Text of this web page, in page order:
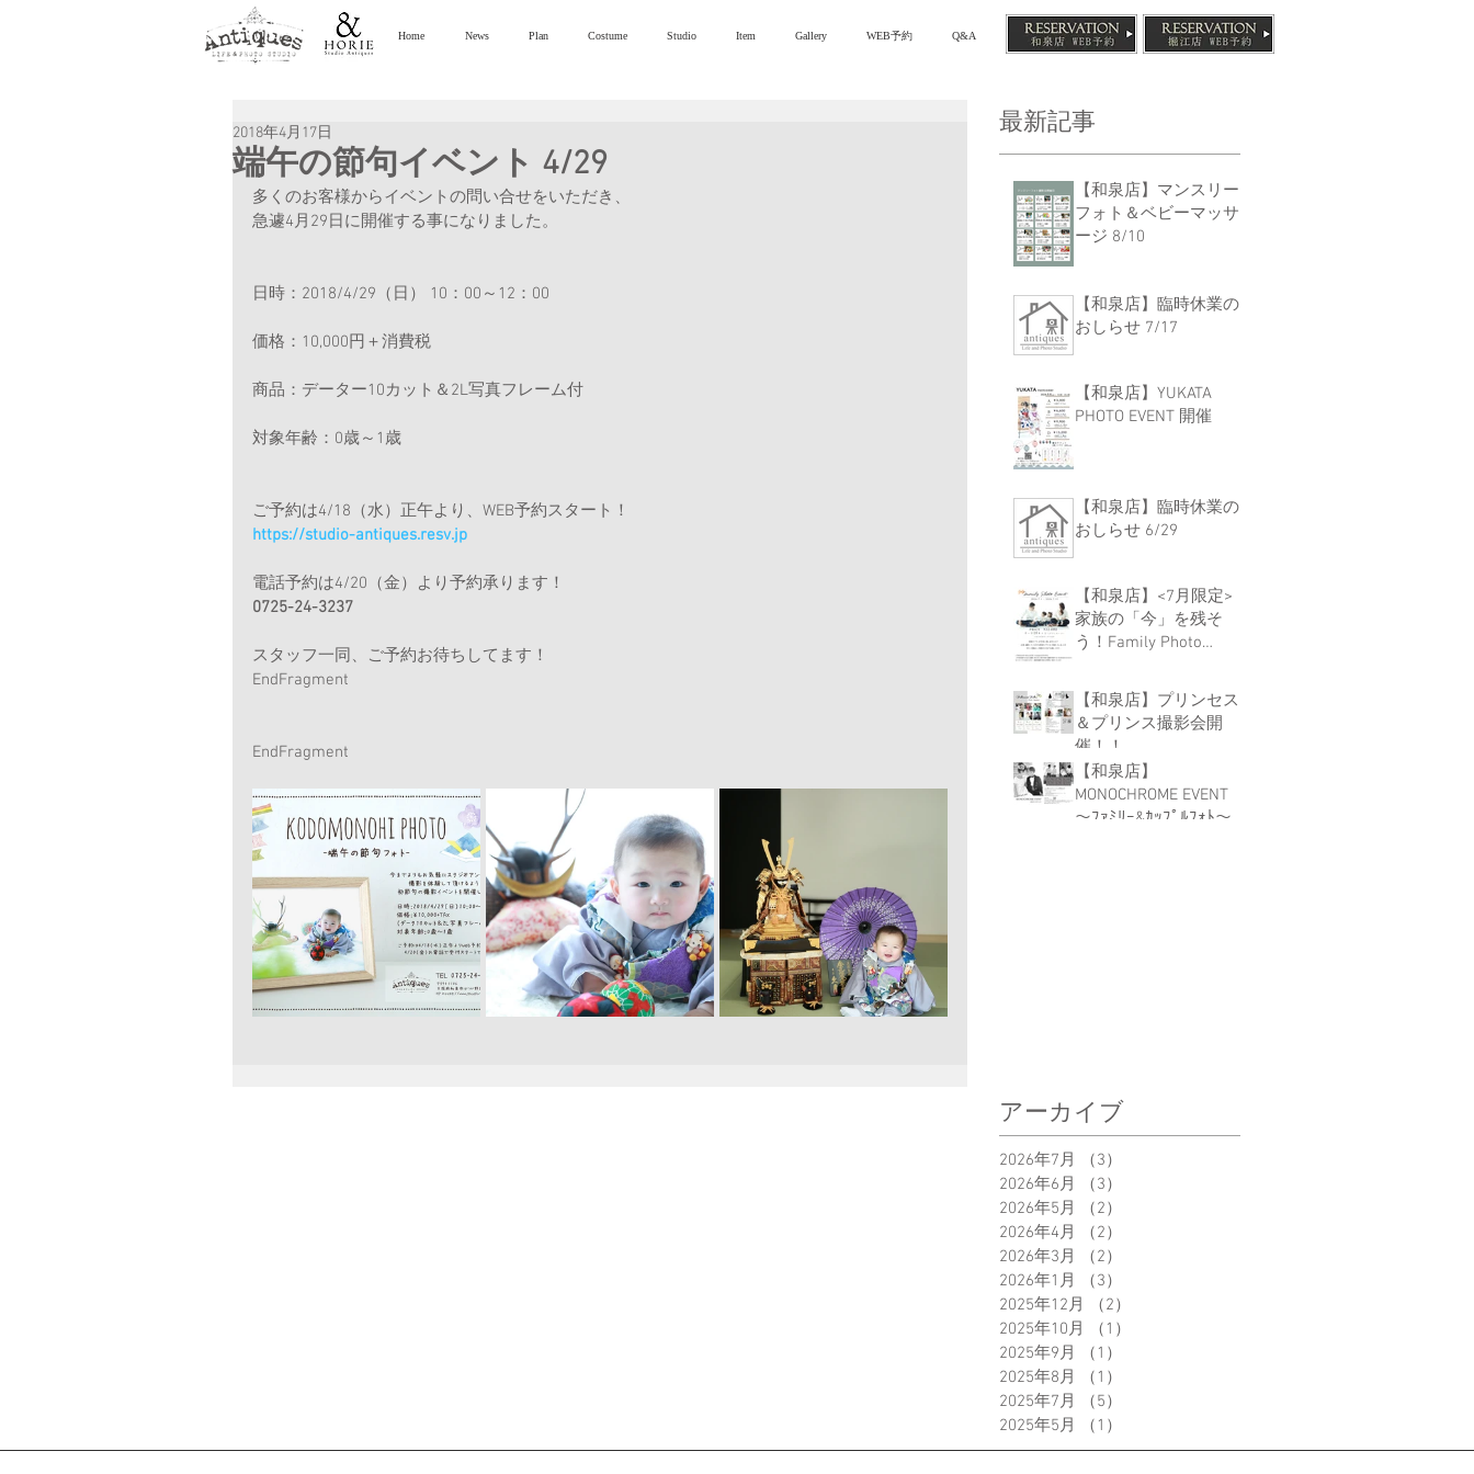
Home News Plan Costume Studio Item Gallery WEB予約 Q&A
端午の節句イベント 4/29
2018年4月17日
多くのお客様からイベントの問い合せをいただき、
急遽4月29日に開催する事になりました。
日時：2018/4/29（日） 10：00～12：00
価格：10,000円＋消費税
商品：データー10カット＆2L写真フレーム付
対象年齢：0歳～1歳
ご予約は4/18（水）正午より、WEB予約スタート！
https://studio-antiques.resv.jp
電話予約は4/20（金）より予約承ります！
0725-24-3237
スタッフ一同、ご予約お待ちしてます！
EndFragment
EndFragment
最新記事
【和泉店】マンスリー
フォト＆ベビーマッサ
ージ 8/10
【和泉店】臨時休業の
おしらせ 7/17
【和泉店】YUKATA
PHOTO EVENT 開催
【和泉店】臨時休業の
おしらせ 6/29
【和泉店】<7月限定>
家族の「今」を残そ
う！Family Photo
【和泉店】プリンセス
＆プリンス撮影会開
催！！
【和泉店】
MONOCHROME EVENT
～ﾌｧﾐﾘｰ&ｶｯﾌﾟﾙﾌｫﾄ～
アーカイブ
2026年7月 （3）
2026年6月
（3）
2026年5月
（2）
2026年4月
（2）
2026年3月
（2）
2026年1月
（3）
2025年12月
（2）
2025年10月
（1）
2025年9月
（1）
2025年8月
（1）
2025年7月
（5）
2025年5月
（1）